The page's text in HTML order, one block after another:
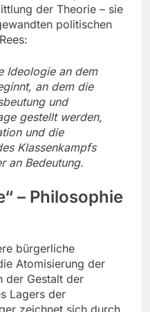
der Theorie – sie
politischen
Ideologie an dem
an dem die
und
gestellt werden,
und die
Klassenkampfs
an Bedeutung.
– Philosophie
bürgerliche
Atomisierung der
der Gestalt der
Lagers der
zeichnet sich durch